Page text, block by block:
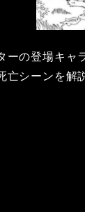
ーの登場キャ
亡シーンを解